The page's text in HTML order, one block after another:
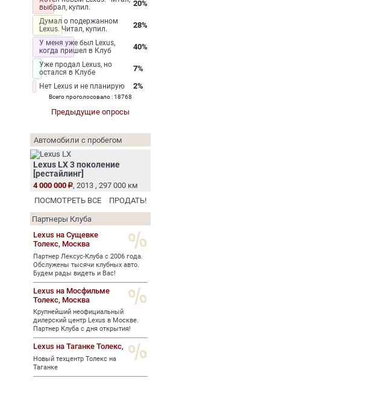
выбрал, купил.
20%
Думал о подержанном
Lexus. Читал, купил.
28%
У меня уже был Lexus,
когда пришел в Клуб
40%
Уже продал Lexus, но
остался в Клубе
7%
Нет Lexus и не планирую 2%
Всего проголосовало : 18768
Предыдущие опросы
Автомобили с пробегом
Lexus LX 3 поколение
[рестайлинг]
4 000 000
, 2013 , 297 000 км
ПОСМОТРЕТЬ ВСЕ
ПРОДАТЬ!
Партнеры Клуба
Lexus на Сущевке
Толекс, Москва
Партнер Лексус-Клуба с 2006 года.
Обслужены тысячи клубных авто.
Будем рады видеть и Вас!
Lexus на Мосфильме
Толекс, Москва
Крупнейший неофициальный
дилерский центр Lexus в Москве.
Партнер Клуба с дня открытия!
Lexus на Таганке Толекс,
Новый техцентр Толекс на
Таганке